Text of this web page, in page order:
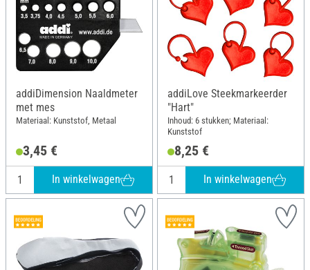
addiDimension Naaldmeter
met mes
Materiaal: Kunststof, Metaal
3,45 €
In winkelwagen
addiLove Steekmarkeerder
"Hart"
Inhoud: 6 stukken; Materiaal:
Kunststof
8,25 €
In winkelwagen